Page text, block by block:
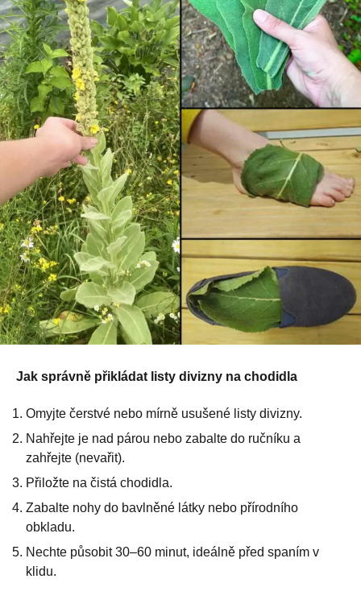
Jak správně přikládat listy divizny na chodidla
Omyjte čerstvé nebo mírně usušené listy divizny.
Nahřejte je nad párou nebo zabalte do ručníku a
zahřejte (nevařit).
Přiložte na čistá chodidla.
Zabalte nohy do bavlněné látky nebo přírodního
obkladu.
Nechte působit 30–60 minut, ideálně před spaním v
klidu.